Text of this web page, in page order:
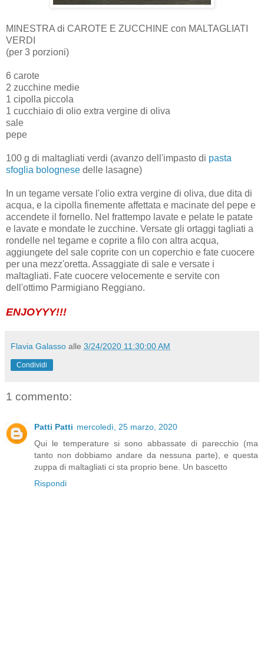
MINESTRA di CAROTE E ZUCCHINE con MALTAGLIATI
VERDI
(per 3 porzioni)
6 carote
2 zucchine medie
1 cipolla piccola
1 cucchiaio di olio extra vergine di oliva
sale
pepe
100 g di maltagliati verdi (avanzo dell'impasto di pasta
sfoglia bolognese delle lasagne)
In un tegame versate l'olio extra vergine di oliva, due dita di
acqua, e la cipolla finemente affettata e macinate del pepe e
accendete il fornello. Nel frattempo lavate e pelate le patate
e lavate e mondate le zucchine. Versate gli ortaggi tagliati a
rondelle nel tegame e coprite a filo con altra acqua,
aggiungete del sale coprite con un coperchio e fate cuocere
per una mezz'oretta. Assaggiate di sale e versate i
maltagliati. Fate cuocere velocemente e servite con
dell'ottimo Parmigiano Reggiano.
ENJOYYY!!!
Flavia Galasso alle 3/24/2020 11:30:00 AM
Condividi
1 commento:
Patti Patti mercoledì, 25 marzo, 2020
Qui le temperature si sono abbassate di parecchio (ma
tanto non dobbiamo andare da nessuna parte), e questa
zuppa di maltagliati ci sta proprio bene. Un bascetto
Rispondi